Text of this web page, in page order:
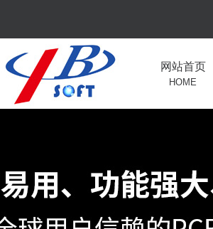
网站首页
HOME